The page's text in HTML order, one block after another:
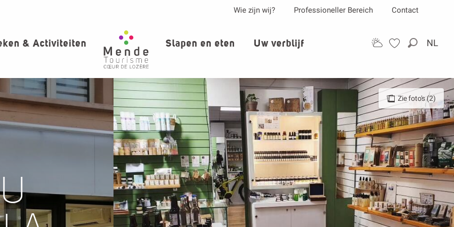
Zoek op
NL
Wie zijn wij? Professioneller Bereich Contact
& Activiteiten Slapen en eten Uw verblijf
Zie foto's (2)